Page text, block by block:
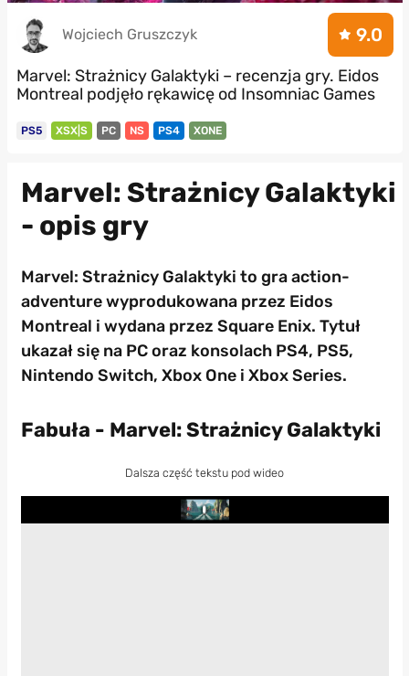
Wojciech Gruszczyk 9.0
Marvel: Strażnicy Galaktyki – recenzja gry. Eidos
Montreal podjęło rękawicę od Insomniac Games
PS5 XSX|S PC NS PS4 XONE
Marvel: Strażnicy Galaktyki
- opis gry
Marvel: Strażnicy Galaktyki to gra action-
adventure wyprodukowana przez Eidos
Montreal i wydana przez Square Enix. Tytuł
ukazał się na PC oraz konsolach PS4, PS5,
Nintendo Switch, Xbox One i Xbox Series.
Fabuła - Marvel: Strażnicy Galaktyki
Dalsza część tekstu pod wideo
Play